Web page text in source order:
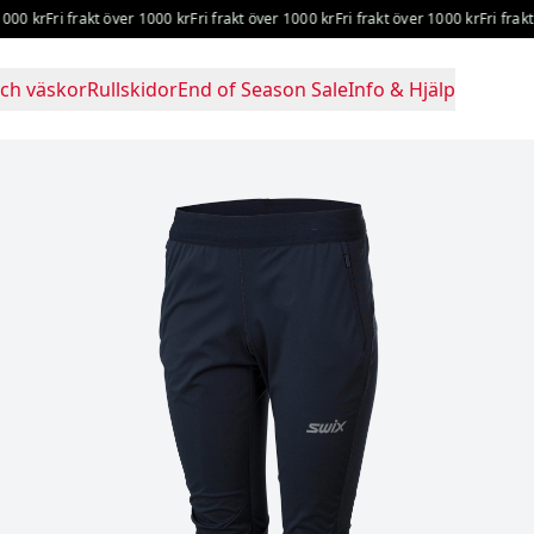
krFri frakt över 1000 krFri frakt över 1000 krFri frakt över 1000 krFri frakt
väskorRullskidorEnd of Season SaleInfo & Hjälp